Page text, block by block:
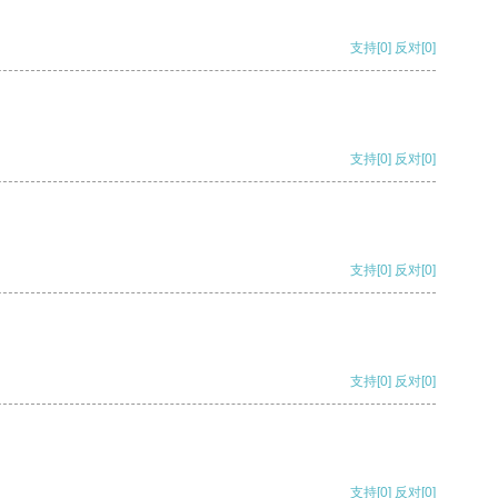
支持[0] 反对[0]
支持[0] 反对[0]
支持[0] 反对[0]
支持[0] 反对[0]
支持[0] 反对[0]